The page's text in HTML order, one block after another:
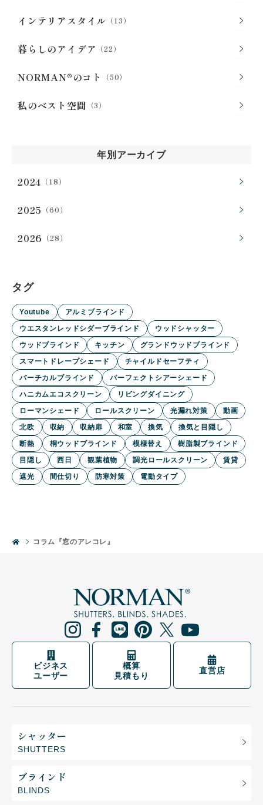
インテリアスタイル （13）
暮らしのアイデア （22）
NORMAN®のコト （50）
私のベスト空間 （3）
年別アーカイブ
2024 （18）
2025 （60）
2026 （28）
タグ
Youtube
アルミブラインド
ウエスタンレッドシダーブラインド
ウッドシャッター
ウッドブラインド
キッチン
グランドウッドブラインド
スマートドレープシェード
チャイルドセーフティ
バーチカルブラインド
パーフェクトシアーシェード
ハニカムエコスクリーン
リビングダイニング
ローマンシェード
ロールスクリーン 光漏れ対策
動画
北欧
収納 収納扉 和室 換気
換気と目隠し
断熱
桐ウッドブラインド 模様替え
樹脂製ブラインド
目隠し
西日 観葉植物 調光ロールスクリーン
賃貸
遮光
間仕切り 防寒対策 電動タイプ
コラム『窓のアレコレ』
ビジネス
ユーザー
概算
見積もり
直営店
シャッター
SHUTTERS
ブラインド
BLINDS